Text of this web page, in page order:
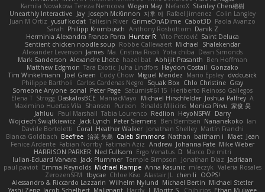
Kamila Novakova Tereza Nemcova Wogan May NefaroX Stanley Chen榕樹
Unearthly Interactive Jay Joseph McKinnon 지후 이 Rafael Jimenez
Colin Langley
Juan M Ortiz yusuf kodat Taliesin River GrimeOnADime Cabot3D Paola Avanzo
Sarah Philipp Krombusch Anthony Rosbottom Danik Z
Herminia Alexandra Franco Parra Hunter R Vito Petrović Saint Deluca
Sentient chicken noodle soup Robbe Callewaert Michael Shalekendar
Alexander Levenson James Ma. Cristina Risoli Yota chiba Dean Simonds
Mark Sanderson Alexandre Lhote hazel bat Abhijit Prasanth Ben Hoffman
Matthew Edgmon Tara Exotic Juha Lindfors Haydon Costall Gonzako
Tim Winkelmann
Joel Green Cody Chow Miguel Mendez Mario Epsley dvdcusick
Philippe Bartholi Carlos Cardenas Negro Squak Box Chlo Christine Gray
Someone Anyone sonal Peter Page Saturnis#6115 Heriberto Reinoso Gallegos
Elena T Strogg DaskalosBCE ManiacMayo Michael Hirschfelder Joshua Palfrey A
Maximino Huertas Vila Shansen Pureon Rinalds Miļicins Monica Pirvu 家俊 吴
Jahluu
Paul Marshall Tabia Lourenco Redlion HeyoNSFW Darry
Wojciech Świątkiewicz Jack Lynch Peter Siemens Ben Berntsen Nananekoko Ian
Davide Bortoletti Coral Heather Walker Jonathan Shelley Martín Franchi
Bianca Goldbach Beefree 治英 矢島 Caleb Simmons Nathan baitham i Maet Jean
Fenice Ardente Fabian Norrby Fatimah Aziz Andrew Johanna Fate Mike Weber
HARRISON PARKER Ned Fullsom Ergo Venatus D Marco De mitri
Iulian-Eduard Varvara Jack Plummer Temple Simpson Jonathan Diaz Jadriaan
paul paviot Emma Reynolds Michael Rampe Anna Kasunic mleczyk Valeria Rosales
ZerozenSFM tbycae Chloe Kiso Alastair JL chen li
OOPS!
Alessandro & Riccardo Lazzarin Wilhelm Nylund Michael Bertin Michael Stetler
Yashi Zeng Jacob Schelbert Malignant Hardy J Moritz S. Chihirios Ethan Mulwee